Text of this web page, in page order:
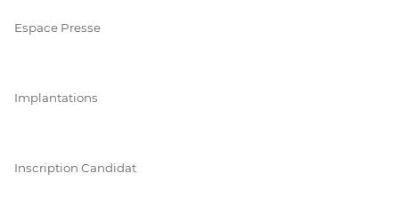
Espace Presse
Implantations
Inscription Candidat